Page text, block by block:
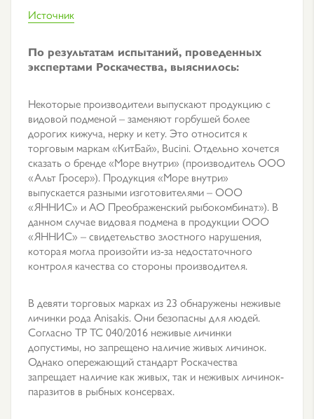
Источник
По результатам испытаний, проведенных
экспертами Роскачества, выяснилось:
Некоторые производители выпускают продукцию с
видовой подменой – заменяют горбушей более
дорогих кижуча, нерку и кету. Это относится к
торговым маркам «КитБай», Bucini. Отдельно хочется
сказать о бренде «Море внутри» (производитель ООО
«Альт Гросер»). Продукция «Море внутри»
выпускается разными изготовителями – ООО
«ЯННИС» и АО Преображенский рыбокомбинат»). В
данном случае видовая подмена в продукции ООО
«ЯННИС» – свидетельство злостного нарушения,
которая могла произойти из-за недостаточного
контроля качества со стороны производителя.
В девяти торговых марках из 23 обнаружены неживые
личинки рода Anisakis. Они безопасны для людей.
Согласно ТР ТС 040/2016 неживые личинки
допустимы, но запрещено наличие живых личинок.
Однако опережающий стандарт Роскачества
запрещает наличие как живых, так и неживых личинок-
паразитов в рыбных консервах.